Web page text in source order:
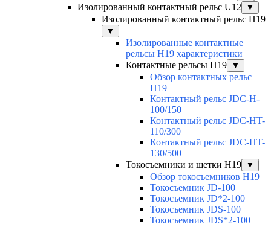
Изолированный контактный рельс U12 ▼
Изолированный контактный рельс Н19
▼
Изолированные контактные
рельсы Н19 характеристики
Контактные рельсы H19
▼
Обзор контактных рельс
H19
Контактный рельс JDC-H-
100/150
Контактный рельс JDC-HT-
110/300
Контактный рельс JDC-HT-
130/500
Токосъемники и щетки H19
▼
Обзор токосъемников H19
Токосъемник JD-100
Токосъемник JD*2-100
Токосъемник JDS-100
Токосъемник JDS*2-100